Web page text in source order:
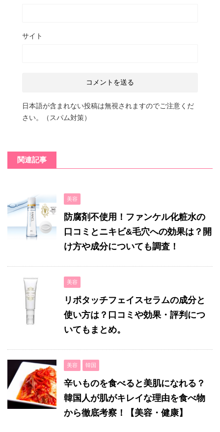
サイト
日本語が含まれない投稿は無視されますのでご注意くだ
さい。（スパム対策）
関連記事
美容
防腐剤不使用！ファンケル化粧水の
口コミとニキビ&毛穴への効果は？開
け方や成分についても調査！
美容
リポタッチフェイスセラムの成分と
使い方は？口コミや効果・評判につ
いてもまとめ。
美容 韓国
辛いものを食べると美肌になれる？
韓国人が肌がキレイな理由を食べ物
から徹底考察！【美容・健康】